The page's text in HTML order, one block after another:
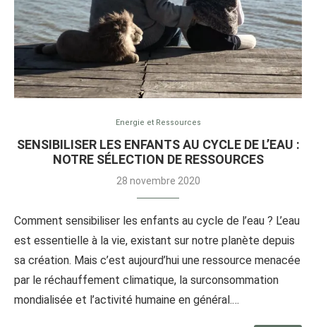
Energie et Ressources
SENSIBILISER LES ENFANTS AU CYCLE DE L’EAU :
NOTRE SÉLECTION DE RESSOURCES
28 novembre 2020
Comment sensibiliser les enfants au cycle de l’eau ? L’eau
est essentielle à la vie, existant sur notre planète depuis
sa création. Mais c’est aujourd’hui une ressource menacée
par le réchauffement climatique, la surconsommation
mondialisée et l’activité humaine en général.…